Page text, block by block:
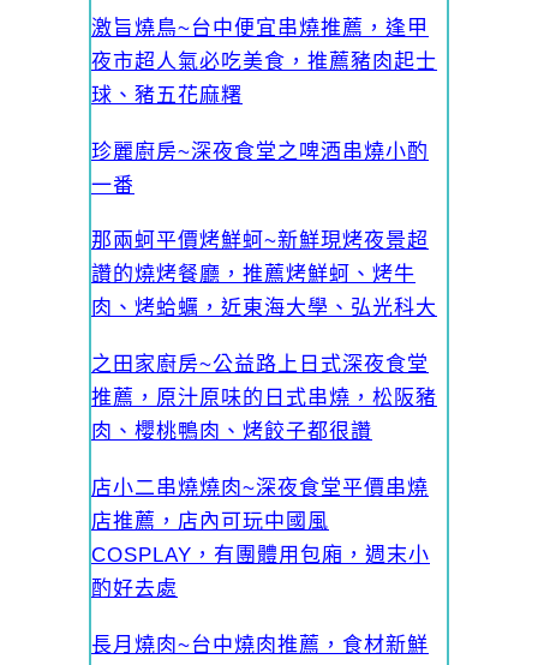
激旨燒鳥~台中便宜串燒推薦，逢甲
夜市超人氣必吃美食，推薦豬肉起士
球、豬五花麻糬
珍麗廚房~深夜食堂之啤酒串燒小酌
一番
那兩蚵平價烤鮮蚵~新鮮現烤夜景超
讚的燒烤餐廳，推薦烤鮮蚵、烤牛
肉、烤蛤蠣，近東海大學、弘光科大
之田家廚房~公益路上日式深夜食堂
推薦，原汁原味的日式串燒，松阪豬
肉、櫻桃鴨肉、烤餃子都很讚
店小二串燒燒肉~深夜食堂平價串燒
店推薦，店內可玩中國風
COSPLAY，有團體用包廂，週末小
酌好去處
長月燒肉~台中燒肉推薦，食材新鮮